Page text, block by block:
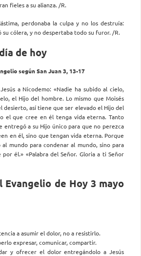
fieles a su alianza. /R.
perdonaba la culpa y no los destruía:
su cólera, y no despertaba todo su furor. /R.
de hoy
según San Juan 3, 13-17
a Nicodemo: «Nadie ha subido al cielo,
el Hijo del hombre. Lo mismo que Moisés
desierto, así tiene que ser elevado el Hijo del
el que cree en él tenga vida eterna. Tanto
entregó a su Hijo único para que no perezca
en él, sino que tengan vida eterna. Porque
al mundo para condenar al mun­do, sino para
él.» «Palabra del Señor. Gloria a ti Señor
Evangelio de Hoy 3 mayo
a asumir el dolor, no a resistirlo.
expresar, comunicar, compartir.
y ofrecer el dolor entregándolo a Jesús